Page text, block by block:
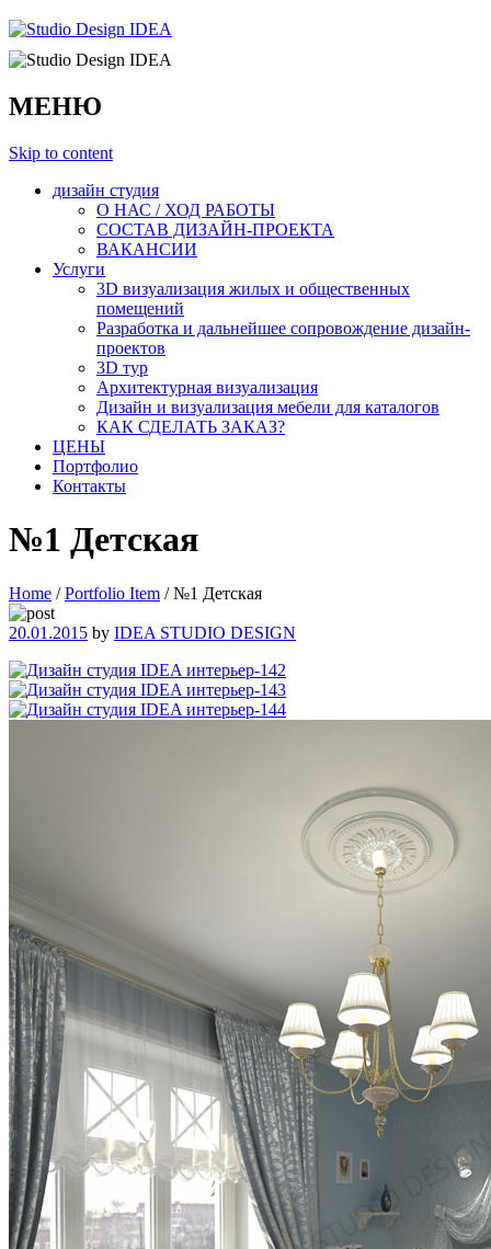
МЕНЮ
Skip to content
дизайн студия
О НАС / ХОД РАБОТЫ
СОСТАВ ДИЗАЙН-ПРОЕКТА
ВАКАНСИИ
Услуги
3D визуализация жилых и общественных
помещений
Разработка и дальнейшее сопровождение дизайн-
проектов
3D тур
Архитектурная визуализация
Дизайн и визуализация мебели для каталогов
КАК СДЕЛАТЬ ЗАКАЗ?
ЦЕНЫ
Портфолио
Контакты
№1 Детская
Home /Portfolio Item /№1 Детская
20.01.2015 by IDEA STUDIO DESIGN